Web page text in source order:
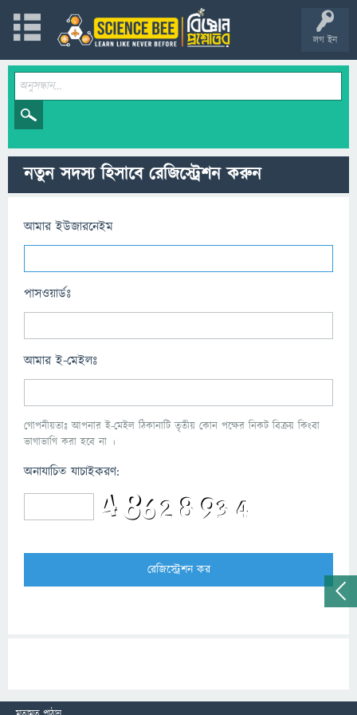
লগ ইন
নতুন সদস্য হিসাবে রেজিস্ট্রেশন করুন
আমার ইউজারনেইম
পাসওয়ার্ডঃ
আমার ই-মেইলঃ
গোপনীয়তাঃ আপনার ই-মেইল ঠিকানাটি তৃতীয় কোন পক্ষের নিকট বিক্রয় কিংবা
ভাগাভাগি করা হবে না ।
অনাযাচিত যাচাইকরণ: